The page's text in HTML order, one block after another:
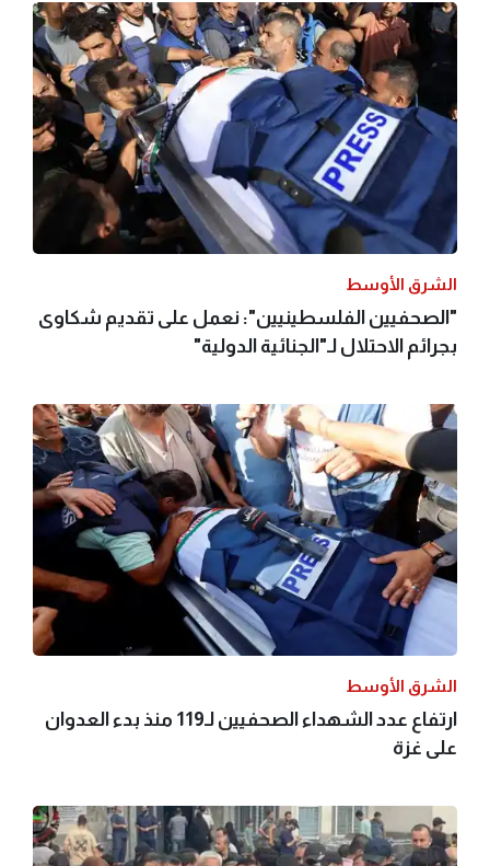
الشرق الأوسط
"الصحفيين الفلسطينيين": نعمل على تقديم شكاوى
بجرائم الاحتلال لـ"الجنائية الدولية"
الشرق الأوسط
ارتفاع عدد الشهداء الصحفيين لـ119 منذ بدء العدوان
على غزة